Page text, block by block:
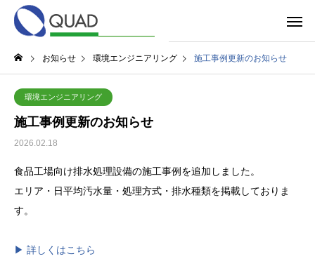
お知らせ 環境エンジニアリング 施工事例更新のお知らせ
環境エンジニアリング
施工事例更新のお知らせ
2026.02.18
食品工場向け排水処理設備の施工事例を追加しました。
エリア・日平均汚水量・処理方式・排水種類を掲載しておりま
す。
▶ 詳しくはこちら